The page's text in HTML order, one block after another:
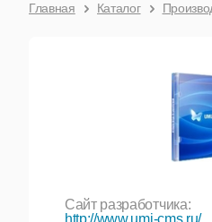
Главная Каталог
Сайт разработчика: